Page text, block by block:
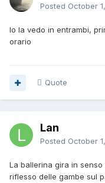
Posted October
Io la vedo in entrambi,
orario
Quote
Lan
Posted October
La ballerina gira in
riflesso delle gambe sul